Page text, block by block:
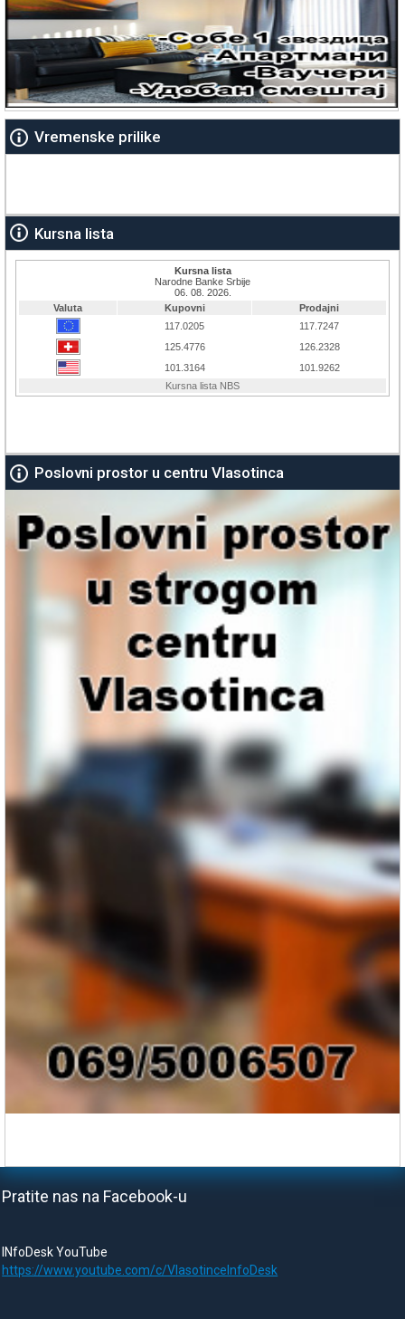
Vremenske prilike
Kursna lista
Poslovni prostor u centru Vlasotinca
Pratite nas na Facebook-u
INfoDesk YouTube
https://www.youtube.com/c/VlasotinceInfoDesk